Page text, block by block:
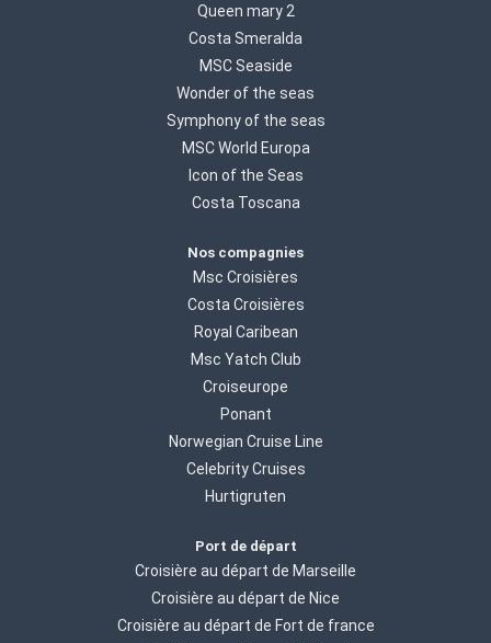
Queen mary 2
Costa Smeralda
MSC Seaside
Wonder of the seas
Symphony of the seas
MSC World Europa
Icon of the Seas
Costa Toscana
Nos compagnies
Msc Croisières
Costa Croisières
Royal Caribean
Msc Yatch Club
Croiseurope
Ponant
Norwegian Cruise Line
Celebrity Cruises
Hurtigruten
Port de départ
Croisière au départ de Marseille
Croisière au départ de Nice
Croisière au départ de Fort de france